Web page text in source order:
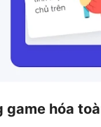
game hóa